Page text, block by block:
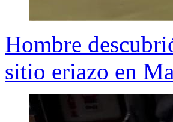
Hombre
sitio eriazo en